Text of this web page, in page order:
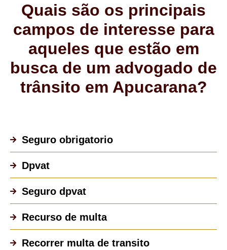
Quais são os principais
campos de interesse para
aqueles que estão em
busca de um advogado de
trânsito em Apucarana?
Seguro obrigatorio
Dpvat
Seguro dpvat
Recurso de multa
Recorrer multa de transito